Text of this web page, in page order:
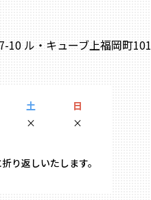
10 ル・キューブ上福岡町101
土
日
× ×
り返しいたします。